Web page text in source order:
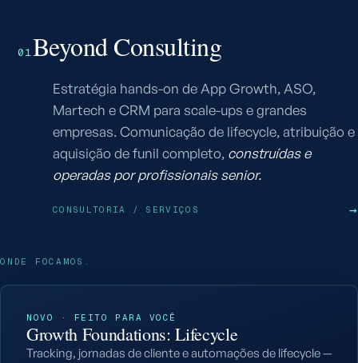
01Beyond Consulting
Estratégia hands-on de App Growth, ASO,
Martech e CRM para scale-ups e grandes
empresas. Comunicação de lifecycle, atribuição e
aquisição de funil completo, construídas e
operadas por profissionais senior.
CONSULTORIA / SERVIÇOS →
ONDE FOCAMOS.
NOVO · FEITO PARA VOCÊ
Growth Foundations: Lifecycle
Tracking, jornadas de cliente e automações de lifecycle —